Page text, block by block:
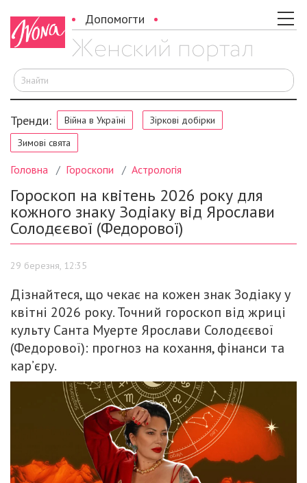
Допомогти
Тренди: Війна в Україні
Зіркові добірки
Зимові свята
Головна Гороскопи Астрологія
Гороскоп на квітень 2026 року для
кожного знаку Зодіаку від Ярослави
Солодєєвої (Федорової)
29 березня, 12:35
Дізнайтеся, що чекає на кожен знак Зодіаку у
квітні 2026 року. Точний гороскоп від жриці
культу Санта Муерте Ярослави Солодєєвої
(Федорової): прогноз на кохання, фінанси та
кар’єру.